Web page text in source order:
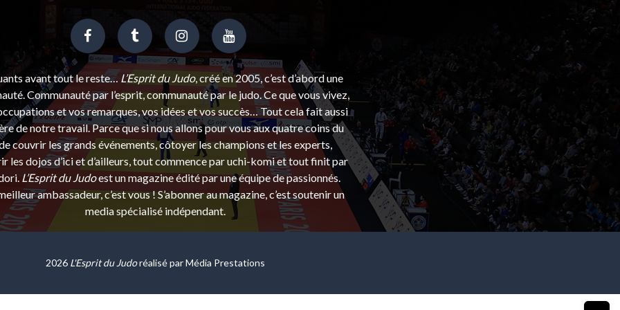
avant tout le reste… L’Esprit du Judo, créé en 2005, c’est d’abord une
Communauté par l’esprit, communauté par le judo. Ce que vous vivez,
et vos remarques, vos idées et vos succès… Tout cela fait aussi
de notre travail. Parce que si nous allons pour vous aux quatre coins du
couvrir les grands événements, côtoyer les champions et les experts,
les dojos d’ici et d’ailleurs, tout commence par uchi-komi et tout finit par
L’Esprit du Judoest un magazine édité par une équipe de passionnés.
ambassadeur, c’est vous ! S’abonner au magazine, c’est soutenir un
media spécialisé indépendant.
2026 L'Esprit du Judoréalisé parMédia Prestations